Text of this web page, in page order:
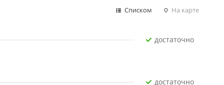
Списком На карте
Достаточно
Достаточно